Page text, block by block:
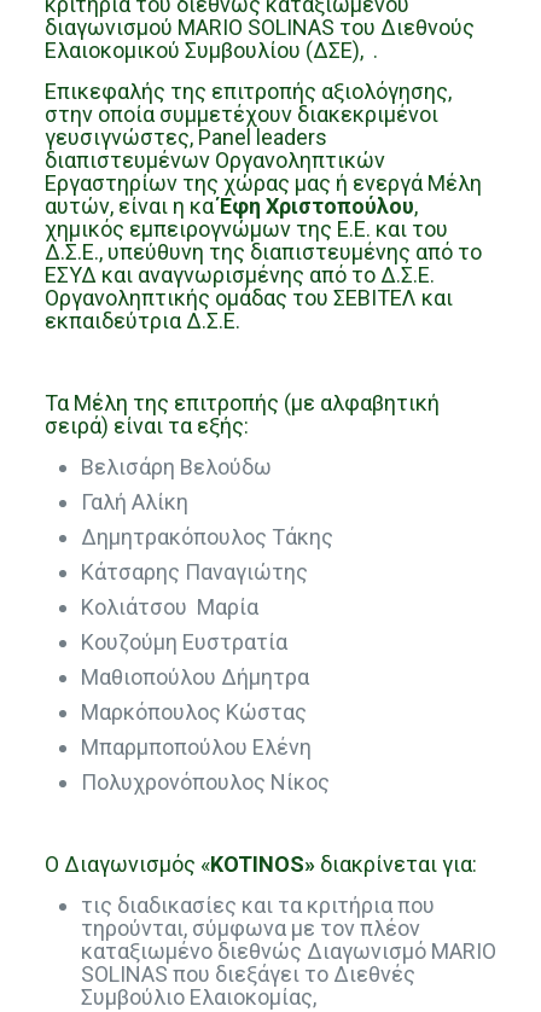
διαγωνισμού MARIO SOLINAS του Διεθνούς
Ελαιοκομικού Συμβουλίου (ΔΣΕ), .
Επικεφαλής της επιτροπής αξιολόγησης,
στην οποία συμμετέχουν διακεκριμένοι
γευσιγνώστες, Panel leaders
διαπιστευμένων Οργανοληπτικών
Εργαστηρίων της χώρας μας ή ενεργά Mέλη
αυτών, είναι η καΈφη Χριστοπούλου,
χημικός εμπειρογνώμων της Ε.Ε. και του
Δ.Σ.Ε., υπεύθυνη της διαπιστευμένης από το
ΕΣΥΔ και αναγνωρισμένης από το Δ.Σ.Ε.
Οργανοληπτικής ομάδας του ΣΕΒΙΤΕΛ και
εκπαιδεύτρια Δ.Σ.Ε.
Τα Μέλη της επιτροπής (με αλφαβητική
σειρά) είναι τα εξής:
Βελισάρη Βελούδω
Γαλή Αλίκη
Δημητρακόπουλος Τάκης
Κάτσαρης Παναγιώτης
Κολιάτσου Μαρία
Κουζούμη Ευστρατία
Μαθιοπούλου Δήμητρα
Μαρκόπουλος Κώστας
Μπαρμποπούλου Ελένη
Πολυχρονόπουλος Νίκος
Ο Διαγωνισμός «KOTINOS»διακρίνεται για:
τις διαδικασίες και τα κριτήρια που
τηρούνται, σύμφωνα με τον πλέον
καταξιωμένο διεθνώς Διαγωνισμό MARIO
SOLINAS που διεξάγει το Διεθνές
Συμβούλιο Ελαιοκομίας,